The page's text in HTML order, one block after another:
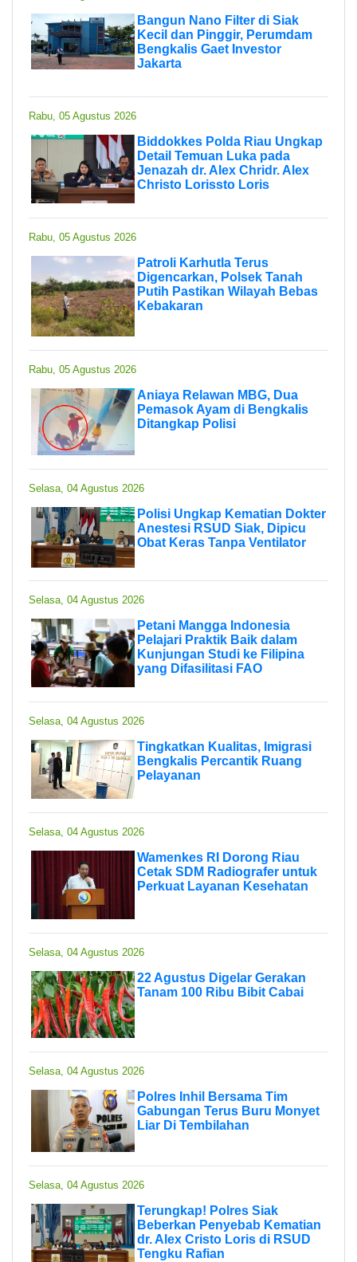
Bangun Nano Filter di Siak
Kecil dan Pinggir, Perumdam
Bengkalis Gaet Investor
Jakarta
Rabu, 05 Agustus 2026
Biddokkes Polda Riau Ungkap
Detail Temuan Luka pada
Jenazah dr. Alex Chridr. Alex
Christo Lorissto Loris
Rabu, 05 Agustus 2026
Patroli Karhutla Terus
Digencarkan, Polsek Tanah
Putih Pastikan Wilayah Bebas
Kebakaran
Rabu, 05 Agustus 2026
Aniaya Relawan MBG, Dua
Pemasok Ayam di Bengkalis
Ditangkap Polisi
Selasa, 04 Agustus 2026
Polisi Ungkap Kematian Dokter
Anestesi RSUD Siak, Dipicu
Obat Keras Tanpa Ventilator
Selasa, 04 Agustus 2026
Petani Mangga Indonesia
Pelajari Praktik Baik dalam
Kunjungan Studi ke Filipina
yang Difasilitasi FAO
Selasa, 04 Agustus 2026
Tingkatkan Kualitas, Imigrasi
Bengkalis Percantik Ruang
Pelayanan
Selasa, 04 Agustus 2026
Wamenkes RI Dorong Riau
Cetak SDM Radiografer untuk
Perkuat Layanan Kesehatan
Selasa, 04 Agustus 2026
22 Agustus Digelar Gerakan
Tanam 100 Ribu Bibit Cabai
Selasa, 04 Agustus 2026
Polres Inhil Bersama Tim
Gabungan Terus Buru Monyet
Liar Di Tembilahan
Selasa, 04 Agustus 2026
Terungkap! Polres Siak
Beberkan Penyebab Kematian
dr. Alex Cristo Loris di RSUD
Tengku Rafian